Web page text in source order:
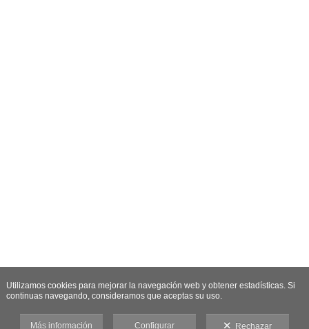
Utilizamos cookies para mejorar la navegación web y obtener estadísticas. Si
continuas navegando, consideramos que aceptas su uso.
Más información Configurar Rechazar